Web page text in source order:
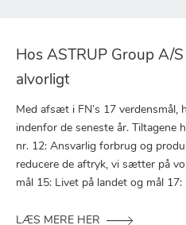
Hos ASTRUP Group A/
alvorligt
Med afsæt i FN’s 17
indenfor de seneste år.
nr. 12: Ansvarlig forbrug og
reducere de aftryk, vi sætter på
mål 15: Livet på landet og mål
LÆS MERE HER